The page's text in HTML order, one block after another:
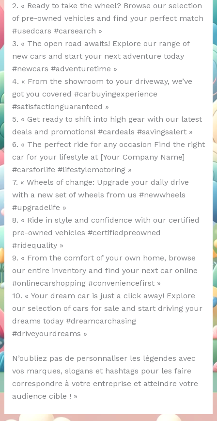
2. « Ready to take the wheel? Browse our selection
of pre-owned vehicles and find your perfect match
#usedcars #carsearch »
3. « The open road awaits! Explore our range of
new cars and start your next adventure today
#newcars #adventuretime »
4. « From the showroom to your driveway, we’ve
got you covered #carbuyingexperience
#satisfactionguaranteed »
5. « Get ready to shift into high gear with our latest
deals and promotions! #cardeals #savingsalert »
6. « The perfect ride for any occasion Find the right
car for your lifestyle at [Your Company Name]
#carsforlife #lifestylemotoring »
7. « Wheels of change: Upgrade your daily drive
with a new set of wheels from us #newwheels
#upgradelife »
8. « Ride in style and confidence with our certified
pre-owned vehicles #certifiedpreowned
#ridequality »
9. « From the comfort of your own home, browse
our entire inventory and find your next car online
#onlinecarshopping #conveniencefirst »
10. « Your dream car is just a click away! Explore
our selection of cars for sale and start driving your
dreams today #dreamcarchasing
#driveyourdreams »
N’oubliez pas de personnaliser les légendes avec
vos marques, slogans et hashtags pour les faire
correspondre à votre entreprise et atteindre votre
audience cible ! »